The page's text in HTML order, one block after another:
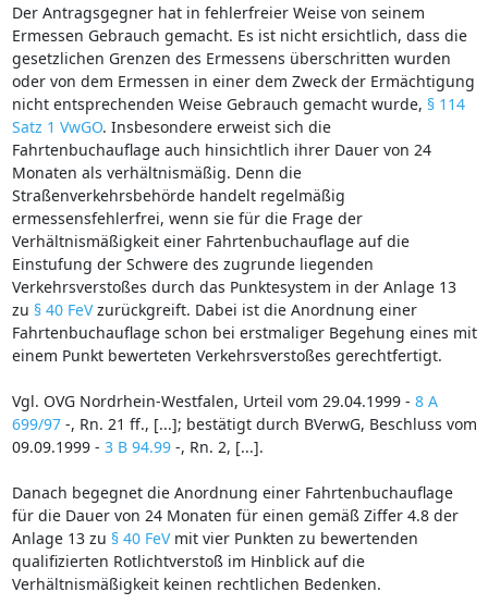
Der Antragsgegner hat in fehlerfreier Weise von seinem
Ermessen Gebrauch gemacht. Es ist nicht ersichtlich, dass die
gesetzlichen Grenzen des Ermessens überschritten wurden
oder von dem Ermessen in einer dem Zweck der Ermächtigung
nicht entsprechenden Weise Gebrauch gemacht wurde, § 114
Satz 1 VwGO. Insbesondere erweist sich die
Fahrtenbuchauflage auch hinsichtlich ihrer Dauer von 24
Monaten als verhältnismäßig. Denn die
Straßenverkehrsbehörde handelt regelmäßig
ermessensfehlerfrei, wenn sie für die Frage der
Verhältnismäßigkeit einer Fahrtenbuchauflage auf die
Einstufung der Schwere des zugrunde liegenden
Verkehrsverstoßes durch das Punktesystem in der Anlage 13
zu § 40 FeVzurückgreift. Dabei ist die Anordnung einer
Fahrtenbuchauflage schon bei erstmaliger Begehung eines mit
einem Punkt bewerteten Verkehrsverstoßes gerechtfertigt.
Vgl. OVG Nordrhein-Westfalen, Urteil vom 29.04.1999 - 8 A
699/97-, Rn. 21 ff., [...]; bestätigt durch BVerwG, Beschluss vom
09.09.1999 - 3 B 94.99-, Rn. 2, [...].
Danach begegnet die Anordnung einer Fahrtenbuchauflage
für die Dauer von 24 Monaten für einen gemäß Ziffer 4.8 der
Anlage 13 zu § 40 FeVmit vier Punkten zu bewertenden
qualifizierten Rotlichtverstoß im Hinblick auf die
Verhältnismäßigkeit keinen rechtlichen Bedenken.